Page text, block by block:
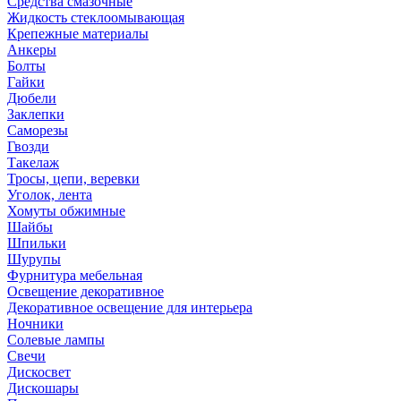
Жидкость стеклоомывающая
Крепежные материалы
Анкеры
Болты
Гайки
Дюбели
Заклепки
Саморезы
Гвозди
Такелаж
Тросы, цепи, веревки
Уголок, лента
Хомуты обжимные
Шайбы
Шпильки
Шурупы
Фурнитура мебельная
Освещение декоративное
Декоративное освещение для интерьера
Ночники
Солевые лампы
Свечи
Дискосвет
Дискошары